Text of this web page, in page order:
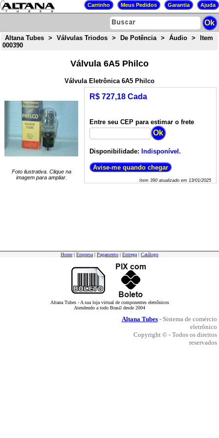
Altana Tubes > Válvulas Triodos > De Potência > Áudio >
Item
000390
Válvula 6A5 Philco
Válvula Eletrônica 6A5 Philco
Foto ilustrativa. Clique na
imagem para ampliar.
R$ 727,18 Cada
Entre seu CEP para estimar o frete
Disponibilidade: Indisponível.
Item 390atualizado em 13/01/2025
Home | Empresa | Pagamento | Entrega | Catálogo
Altana Tubes - A sua loja virtual de componentes eletrônicos
Atendendo a todo Brasil desde 2004
Altana Tubes- Sistema de comércio
eletrônico
Copyright © - Todos os direitos
reservados